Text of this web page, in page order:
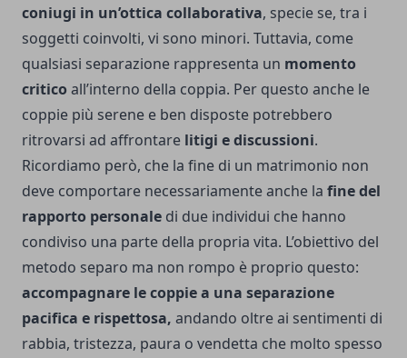
coniugi in un’ottica collaborativa, specie se, tra i
soggetti coinvolti, vi sono minori. Tuttavia, come
qualsiasi separazione rappresenta un momento
critico all’interno della coppia. Per questo anche le
coppie più serene e ben disposte potrebbero
ritrovarsi ad affrontare litigi e discussioni.
Ricordiamo però, che la fine di un matrimonio non
deve comportare necessariamente anche la fine del
rapporto personale di due individui che hanno
condiviso una parte della propria vita. L’obiettivo del
metodo separo ma non rompo è proprio questo:
accompagnare le coppie a una separazione
pacifica e rispettosa, andando oltre ai sentimenti di
rabbia, tristezza, paura o vendetta che molto spesso